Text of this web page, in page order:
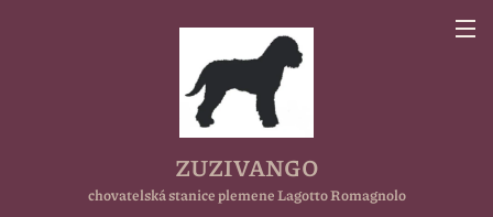
ZUZIVANGO
chovatelská stanice plemene Lagotto Romagnolo